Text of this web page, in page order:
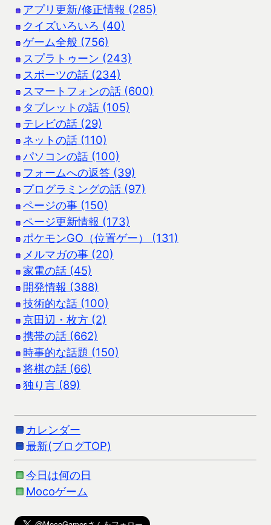
アプリ更新/修正情報 (285)
クイズいろいろ (40)
ゲーム全般 (756)
スプラトゥーン (243)
スポーツの話 (234)
スマートフォンの話 (600)
タブレットの話 (105)
テレビの話 (29)
ネットの話 (110)
パソコンの話 (100)
フォームへの返答 (39)
プログラミングの話 (97)
ページの事 (150)
ページ更新情報 (173)
ポケモンGO（位置ゲー） (131)
メルマガの事 (20)
家電の話 (45)
開発情報 (388)
技術的な話 (100)
京田辺・枚方 (2)
携帯の話 (662)
時事的な話題 (150)
将棋の話 (66)
独り言 (89)
カレンダー
最新(ブログTOP)
今日は何の日
Mocoゲーム